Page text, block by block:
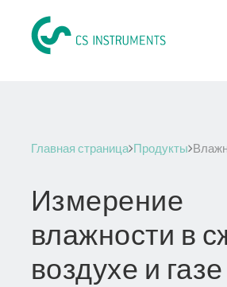
Главная страница Продукты
Измерение
влажности в
воздухе и газе